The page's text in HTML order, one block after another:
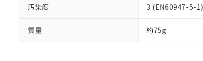
汚染度 3 (EN60947-5-1)
質量 約75g